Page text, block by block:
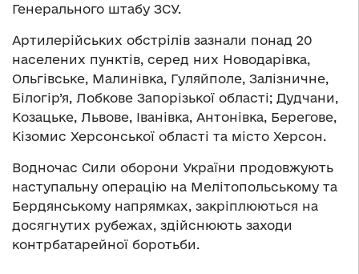
Генерального штабу ЗСУ.
Артилерійських обстрілів зазнали понад 20
населених пунктів, серед них Новодарівка,
Ольгівське, Малинівка, Гуляйполе, Залізничне,
Білогір’я, Лобкове Запорізької області; Дудчани,
Козацьке, Львове, Іванівка, Антонівка, Берегове,
Кізомис Херсонської області та місто Херсон.
Водночас Сили оборони України продовжують
наступальну операцію на Мелітопольському та
Бердянському напрямках, закріплюються на
досягнутих рубежах, здійснюють заходи
контрбатарейної боротьби.